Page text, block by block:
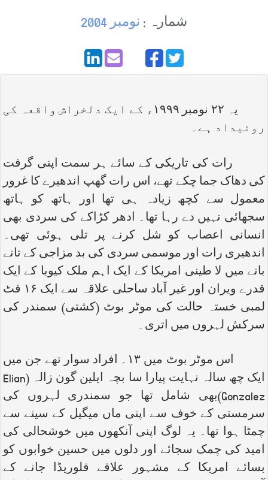
شمارہ : نومبر 2004
یہ ۲۲ نومبر ۱۹۹۹ء کے ایک دلخراش واقعہ کی
روئیداد ہے۔
رات کی تاریکی کے سائے ہر سمت اپنی گرفت
کی دھاک جما چکے تھے، اس رات گھپ اندھیرے کا غرور
معمول سے کچھ زیادہ ہی تھا اور ہاتھ کو ہاتھ
سجھائی نہیں دے رہا تھا۔ ادھر کڑاکے کی سردی بھی
انسانی اعصاب کو شل کرنے پر تلی ہوئی تھی۔
اندھیری رات اور موسمی سردی کی بد مزاجی کے تانے
بانے میں لا طینی امریکا کے ایک اہم ملک کیوبا کے ایک
قدرے ویران اور غیر آباد ساحلی علاقہ سے ایک ۱۶ فٹ
لمبی خستہ حالت کی موٹر بوٹ (کشتی) سمندر کی
سرکش لہروں میں اتری۔
اس موٹر بوٹ میں ۱۳۔ افراد سوار تھے جن میں
ایک چھ سالہ نہایت پیارا سا بچہ ایلین گون زالہ (Elian
Gonzalez)بھی شامل تھا جو سمندری لہروں کی
سرمستی کے خوف سے اپنی ماں میگیل کے سینے سے
چمٹا ہوا تھا۔ یہ لوگ اپنی آنکھوں میں خوشحالی کی
امید کی چمک سجائے اور دلوں میں حسین خوابوں کو
بسائے امریکا کے مشہور علاقے فلوریڈا جانے کے